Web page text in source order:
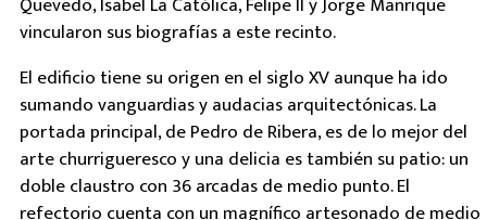
vincularon sus biografías a este recinto.
El edificio tiene su origen en el siglo XV aunque ha ido
sumando vanguardias y audacias arquitectónicas. La
portada principal, de Pedro de Ribera, es de lo mejor del
arte churrigueresco y una delicia es también su patio: un
doble claustro con 36 arcadas de medio punto. El
refectorio cuenta con un magnífico artesonado de medio